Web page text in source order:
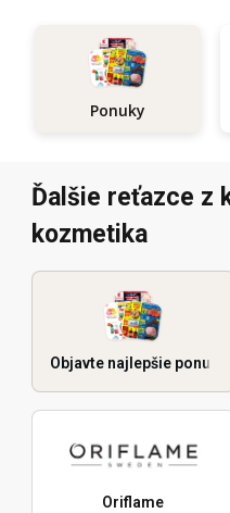
Ponuky
Ďalšie reťazce z
kozmetika
Objavte najlepšie ponuky
Oriflame